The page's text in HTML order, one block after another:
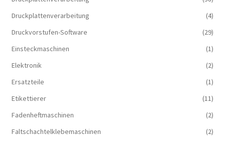
Druckplattenverarbeitung
(4)
Druckvorstufen-Software
(29)
Einsteckmaschinen
(1)
Elektronik
(2)
Ersatzteile
(1)
Etikettierer
(11)
Fadenheftmaschinen
(2)
Faltschachtelklebemaschinen
(2)